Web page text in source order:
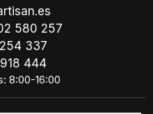
580 257
337
444
8:00-16:00